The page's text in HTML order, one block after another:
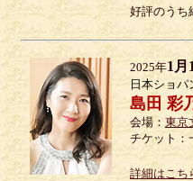
好評のうち
2025年1月
日本ショ
島田 彩
会場： 東京
チケット：
詳細はこち